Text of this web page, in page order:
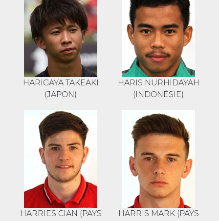
HARIGAYA TAKEAKI
(JAPON)
HARIS NURHIDAYAH
(INDONÉSIE)
HARRIES CIAN (PAYS
HARRIS MARK (PAYS